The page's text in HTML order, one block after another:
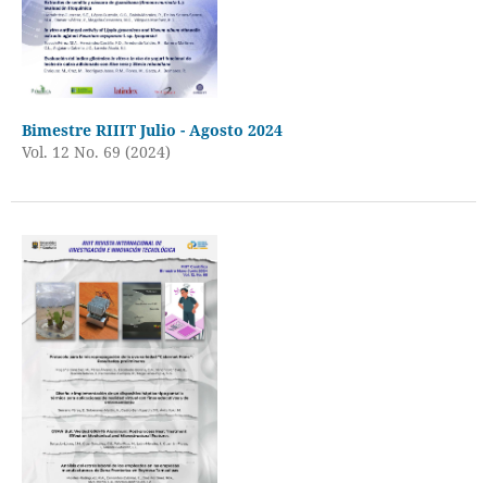
Bimestre RIIIT Julio - Agosto 2024
Vol. 12 No. 69 (2024)